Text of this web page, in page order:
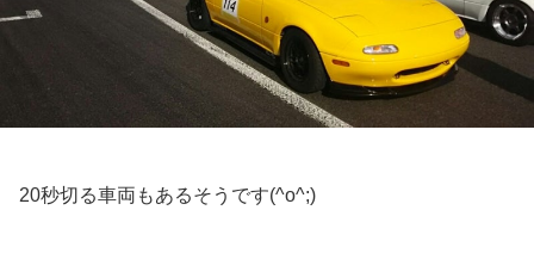
20秒切る車両もあるそうです(^o^;)